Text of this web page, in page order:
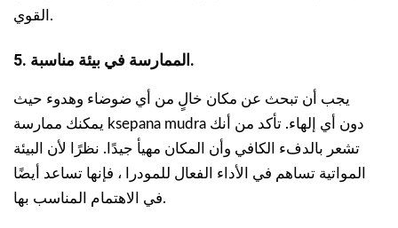
القوي.
5. الممارسة في بيئة مناسبة.
يجب أن تبحث عن مكان خالٍ من أي ضوضاء وهدوء حيث
يمكنك ممارسة ksepana mudra دون أي إلهاء. تأكد من أنك
تشعر بالدفء الكافي وأن المكان مهيأ جيدًا. نظرًا لأن البيئة
المواتية تساهم في الأداء الفعال للمودرا ، فإنها تساعد أيضًا
في الاهتمام المناسب بها.